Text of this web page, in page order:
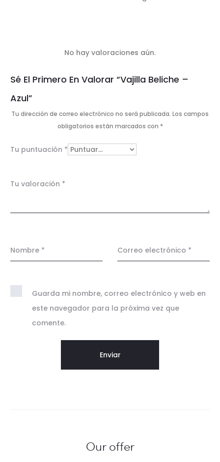
V
a
l
r
c
o
e
No hay valoraciones aún.
Sé El Primero En Valorar “Vajilla Beliche –
Azul”
Tu dirección de correo electrónico no será publicada. Los campos
obligatorios están marcados con *
Tu puntuación *
Tu valoración *
Nombre * Correo electrónico *
Guarda mi nombre, correo electrónico y web en
este navegador para la próxima vez que
comente.
Our offer